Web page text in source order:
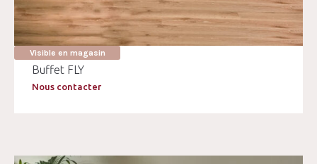
Visible en magasin
Buffet FLY
Nous contacter